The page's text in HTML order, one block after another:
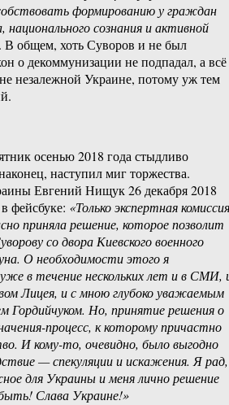
формированию у граждан
сознания и активной
. В общем, хоть Суворов и не был
о декоммунизации не подпадал, а всё
незалежной Украине, потому уж тем
осенью 2018 года стыдливо
наступил миг торжества.
Евгений Нищук 26 декабря 2018
фейсбуке: «Только экспертная комиссия
приняла решение, которое позволит
со двора Киевского военного
О необходимости этого я
в течение нескольких лет и в СМИ,
Лицея, и с мною глубоко уважаемым
Гордийчуком. Но, принятие решения о
процесс, к которому причастно
И кому-то, очевидно, было выгодно
— спекуляции и искажения. Я рад,
для Украины и меня лично решение
Слава Украине!»